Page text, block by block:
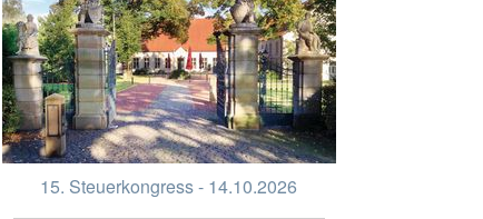
15. Steuerkongress - 14.10.2026